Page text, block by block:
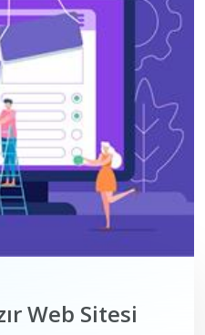
Web Sitesi